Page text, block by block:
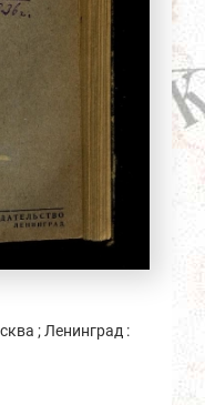
; Ленинград :